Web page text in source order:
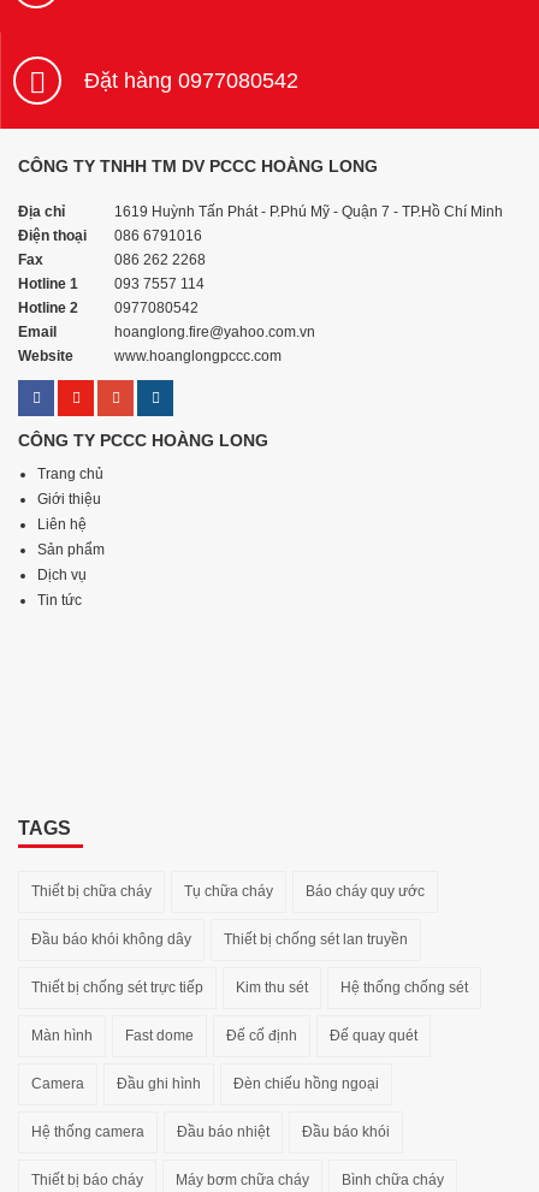
Đặt hàng 0977080542
CÔNG TY TNHH TM DV PCCC HOÀNG LONG
Địa chỉ
1619 Huỳnh Tấn Phát - P.Phú Mỹ - Quận 7 - TP.Hồ Chí Minh
Điện thoại
086 6791016
Fax
086 262 2268
Hotline 1
093 7557 114
Hotline 2
0977080542
Email
hoanglong.fire@yahoo.com.vn
Website
www.hoanglongpccc.com
CÔNG TY PCCC HOÀNG LONG
Trang chủ
Giới thiệu
Liên hệ
Sản phẩm
Dịch vụ
Tin tức
TAGS
Thiết bị chữa cháy Tụ chữa cháy Báo cháy quy ước
Đầu báo khói không dây Thiết bị chống sét lan truyền
Thiết bị chống sét trực tiếp Kim thu sét Hệ thống chống sét
Màn hình Fast dome Đế cố định Đế quay quét
Camera Đầu ghi hình Đèn chiếu hồng ngoại
Hệ thống camera Đầu báo nhiệt Đầu báo khói
Thiết bị báo cháy Máy bơm chữa cháy Bình chữa cháy